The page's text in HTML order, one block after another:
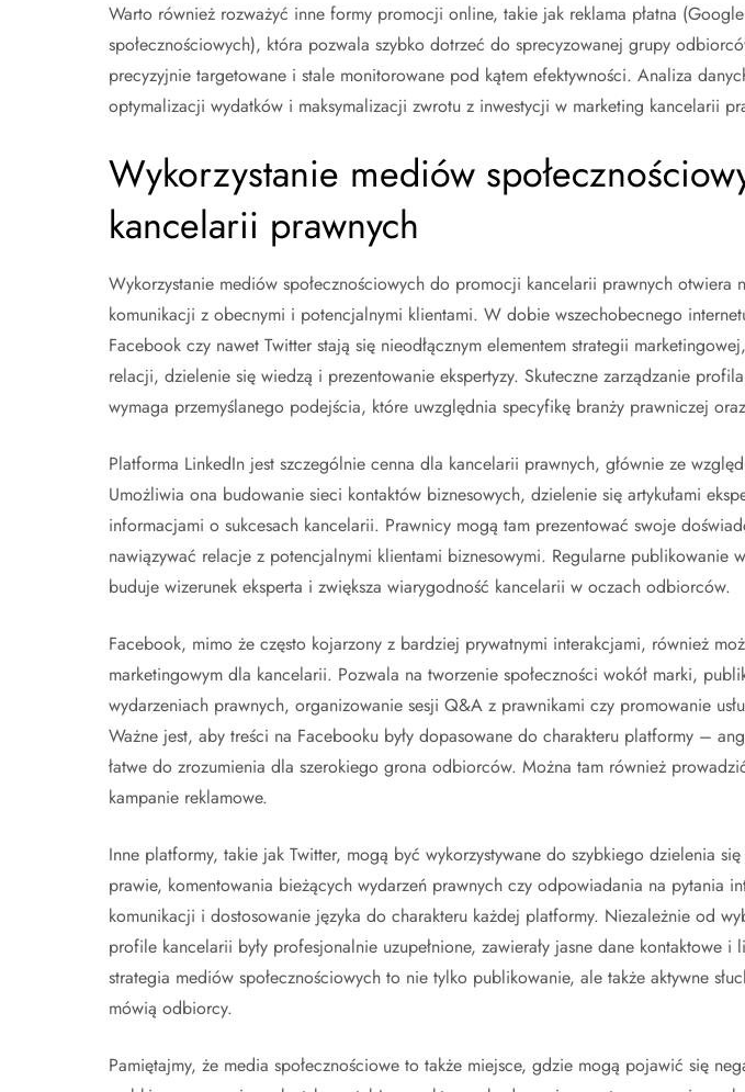
Warto również rozważyć inne formy promocji online, takie jak reklama płatna
społecznościowych), która pozwala szybko dotrzeć do sprecyzowanej grupy
precyzyjnie targetowane i stale monitorowane pod kątem efektywności. Analiza
optymalizacji wydatków i maksymalizacji zwrotu z inwestycji w marketing kancelarii
Wykorzystanie mediów
kancelarii prawnych
Wykorzystanie mediów społecznościowych do promocji kancelarii prawnych otwiera
komunikacji z obecnymi i potencjalnymi klientami. W dobie wszechobecnego
Facebook czy nawet Twitter stają się nieodłącznym elementem strategii
relacji, dzielenie się wiedzą i prezentowanie ekspertyzy. Skuteczne zarządzanie
wymaga przemyślanego podejścia, które uwzględnia specyfikę branży prawniczej
Platforma LinkedIn jest szczególnie cenna dla kancelarii prawnych, głównie ze
Umożliwia ona budowanie sieci kontaktów biznesowych, dzielenie się artykułami
informacjami o sukcesach kancelarii. Prawnicy mogą tam prezentować swoje
nawiązywać relacje z potencjalnymi klientami biznesowymi. Regularne publikowanie
buduje wizerunek eksperta i zwiększa wiarygodność kancelarii w oczach odbiorców.
Facebook, mimo że często kojarzony z bardziej prywatnymi interakcjami, również
marketingowym dla kancelarii. Pozwala na tworzenie społeczności wokół marki,
wydarzeniach prawnych, organizowanie sesji Q&A z prawnikami czy promowanie
Ważne jest, aby treści na Facebooku były dopasowane do charakteru platformy –
łatwe do zrozumienia dla szerokiego grona odbiorców. Można tam również
kampanie reklamowe.
Inne platformy, takie jak Twitter, mogą być wykorzystywane do szybkiego dzielenia
prawie, komentowania bieżących wydarzeń prawnych czy odpowiadania na pytania
komunikacji i dostosowanie języka do charakteru każdej platformy. Niezależnie od
profile kancelarii były profesjonalnie uzupełnione, zawierały jasne dane kontaktowe
strategia mediów społecznościowych to nie tylko publikowanie, ale także aktywne
mówią odbiorcy.
Pamiętajmy, że media społecznościowe to także miejsce, gdzie mogą pojawić się